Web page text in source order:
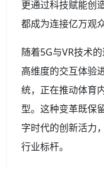
更通过科技赋能创
都成为连接亿万观
随着5G与VR技术
高维度的交互体验
统，正在推动体育
型。这种变革既保
字时代的创新活力
行业标杆。